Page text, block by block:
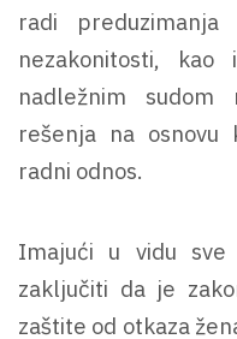
radi
nezakonitosti,
nadležnim sudom
rešenja na osnovu
radni odnos.
Imajući u vidu sve
zaključiti da je
zaštite od otkaza